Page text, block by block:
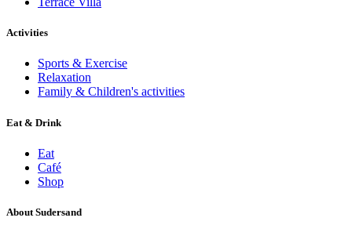
Activities
Sports & Exercise
Relaxation
Family & Children's activities
Eat & Drink
Eat
Café
Shop
About Sudersand